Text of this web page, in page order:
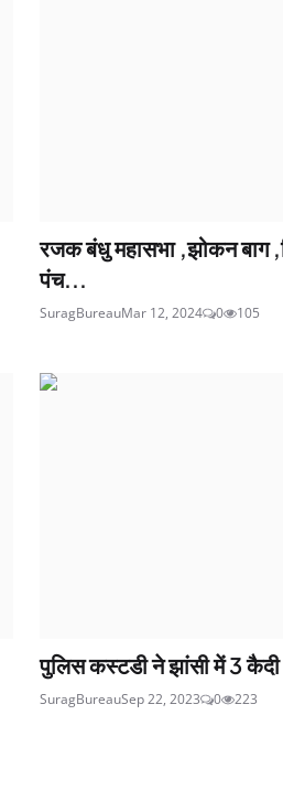
रजक बंधु महासभा ,झोकन बाग
पंच...
SuragBureauMar 12, 2024 0 105
पुलिस कस्टडी ने झांसी में 3 कैदी
SuragBureauSep 22, 2023 0 223